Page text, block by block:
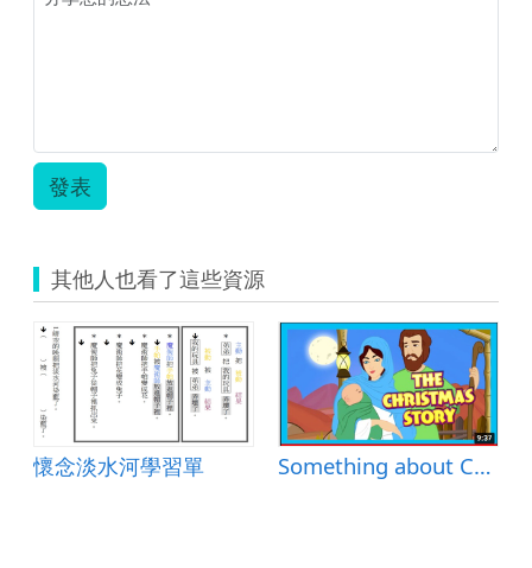
發表
其他人也看了這些資源
懷念淡水河學習單 Something about Christmas 聖誕節小知識